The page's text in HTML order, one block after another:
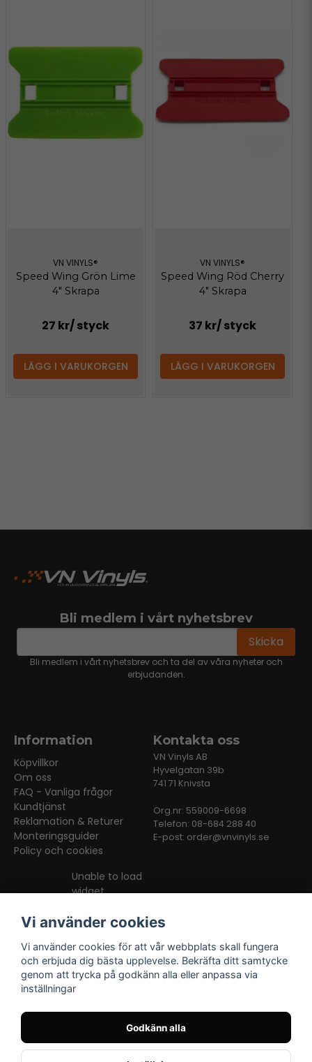
VN VINYLS®
Speed Wing Grön Lime
4" Skrapa
27 kr/ styck
LÄGG I VARUKORGEN
VN VINYLS®
Speed Wing Röd Cherry
4" Skrapa
37 kr/ styck
LÄGG I VARUKORGEN
Bli medlem i vårt nyhetsbrev
email Skicka
Bli medlem i vårt nyhetsbrev och ta del av våra nyheter och
erbjudanden.
Information
Köpvillkor
Om oss
FAQ - Vanliga frågor
Kundtjänst
Reklamation & Returer
Monteringsguider
Policy och cookies
Kontakta oss
VN Vinyls AB
Hyvelgatan 39b
741 71 Knivsta
Org.nr: 559009-6698
Telefon: 08-684 288 40
E-post: order@vnvinyls.se
Unable to load
widget
Vi använder cookies
Vi använder cookies för att vår webbplats skall fungera
och erbjuda dig bästa upplevelse. Bekräfta ditt samtycke
genom att trycka på godkänn alla eller anpassa via
inställningar
Godkänn alla